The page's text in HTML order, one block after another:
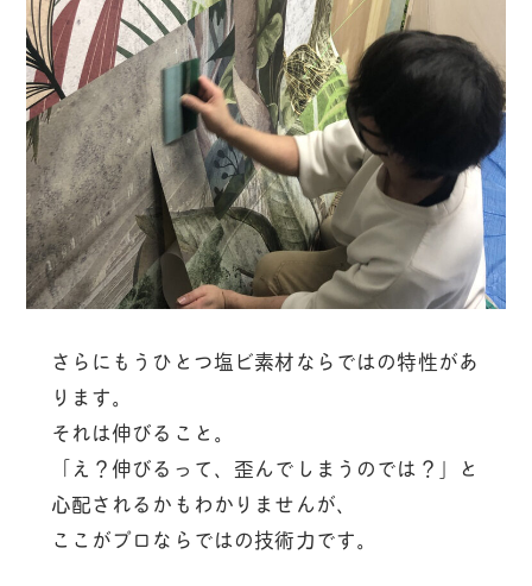
さらにもうひとつ塩ビ素材ならではの特性があ
ります。
それは伸びること。
「え？伸びるって、歪んでしまうのでは？」と
心配されるかもわかりませんが、
ここがプロならではの技術力です。